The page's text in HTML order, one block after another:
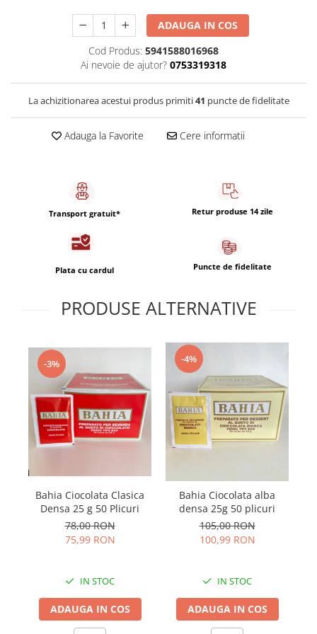
Cafea macinata
ADAUGA IN COS
Cod Produs: 5941588016968
Ai nevoie de ajutor? 0753319318
La achizitionarea acestui produs primiti41 puncte de fidelitate
Adauga la Favorite Cere informatii
Transport gratuit* Retur produse 14 zile
Plata cu cardul Puncte de fidelitate
PRODUSE ALTERNATIVE
-3%
Bahia Ciocolata Clasica
Densa 25 g 50 Plicuri
78,00 RON
75,99 RON
IN STOC
ADAUGA IN COS
-4%
Bahia Ciocolata alba
densa 25g 50 plicuri
105,00 RON
100,99 RON
IN STOC
ADAUGA IN COS